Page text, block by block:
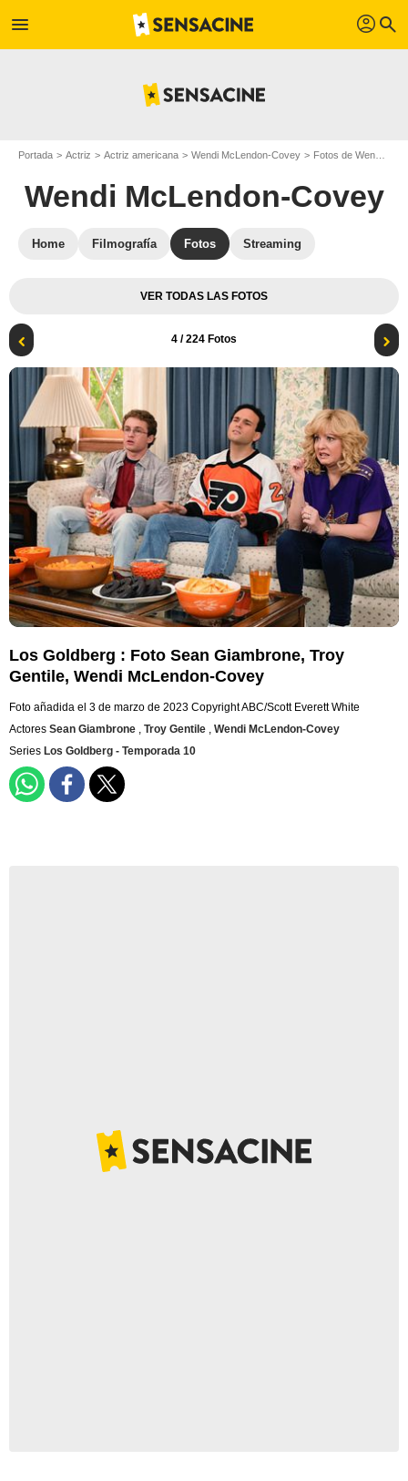
menu profil search
Portada Actriz Actriz americana Wendi McLendon-Covey Fotos de Wendi McLendon-Covey
Wendi McLendon-Covey
Home Filmografía Fotos Streaming
VER TODAS LAS FOTOS
4 / 224 Fotos
Los Goldberg : Foto Sean Giambrone, Troy
Gentile, Wendi McLendon-Covey
Foto añadida el 3 de marzo de 2023 Copyright ABC/Scott Everett White
Actores Sean Giambrone , Troy Gentile , Wendi McLendon-Covey
Series Los Goldberg - Temporada 10